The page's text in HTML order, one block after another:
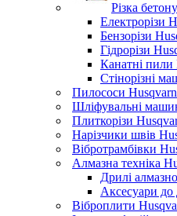
Різка
Електрорізи
Бензорізи
Гідрорізи
Канатні пили
Стінорізні
Пилососи
Шліфувальні
Плиткорізи
Нарізчики швів
Вібротрамбівки
Алмазна техніка
Дрилі
Аксесуари до
Віброплити